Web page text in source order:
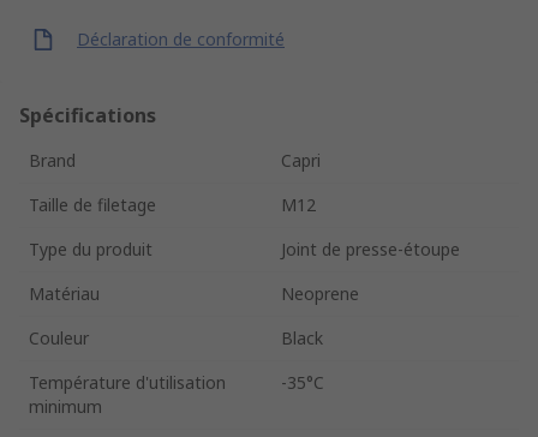
Déclaration de conformité
Spécifications
Brand
Capri
Taille de filetage
M12
Type du produit
Joint de presse-étoupe
Matériau
Neoprene
Couleur
Black
Température d'utilisation
minimum
-35°C